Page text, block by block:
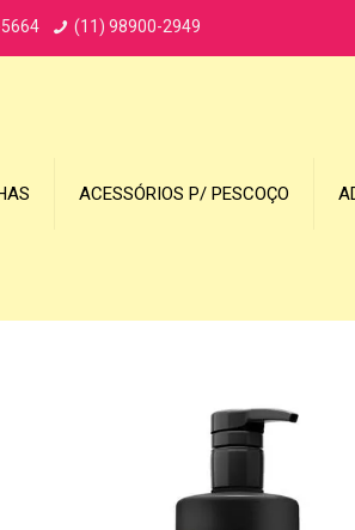
(11) 98900-2949
ACESSÓRIOS P/ PESCOÇO